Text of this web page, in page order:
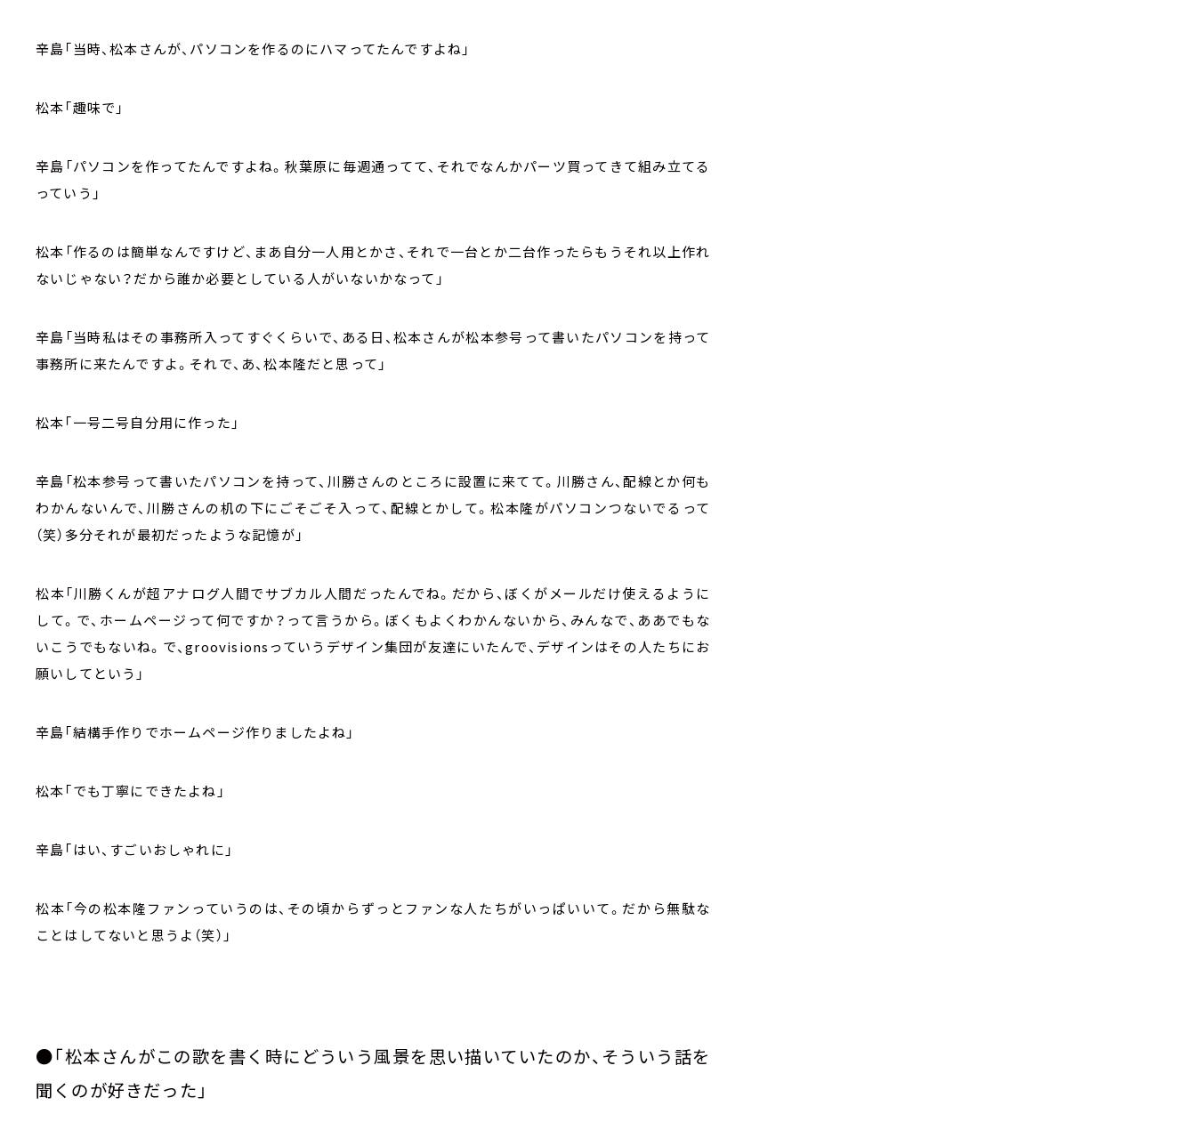
辛島「当時、松本さんが、パソコンを作るのにハマってたんですよね」
松本「趣味で」
辛島「パソコンを作ってたんですよね。秋葉原に毎週通ってて、それでなんかパーツ買ってきて組み立てる
っていう」
松本「作るのは簡単なんですけど、まあ自分一人用とかさ、それで一台とか二台作ったらもうそれ以上作れ
ないじゃない？だから誰か必要としている人がいないかなって」
辛島「当時私はその事務所入ってすぐくらいで、ある日、松本さんが松本参号って書いたパソコンを持って
事務所に来たんですよ。それで、あ、松本隆だと思って」
松本「一号二号自分用に作った」
辛島「松本参号って書いたパソコンを持って、川勝さんのところに設置に来てて。川勝さん、配線とか何も
わかんないんで、川勝さんの机の下にごそごそ入って、配線とかして。松本隆がパソコンつないでるって
（笑）多分それが最初だったような記憶が」
松本「川勝くんが超アナログ人間でサブカル人間だったんでね。だから、ぼくがメールだけ使えるように
して。で、ホームページって何ですか？って言うから。ぼくもよくわかんないから、みんなで、ああでもな
いこうでもないね。で、groovisions っていうデザイン集団が友達にいたんで、デザインはその人たちにお
願いしてという」
辛島「結構手作りでホームページ作りましたよね」
松本「でも丁寧にできたよね」
辛島「はい、すごいおしゃれに」
松本「今の松本隆ファンっていうのは、その頃からずっとファンな人たちがいっぱいいて。だから無駄な
ことはしてないと思うよ（笑）」
●「松本さんがこの歌を書く時にどういう風景を思い描いていたのか、そういう話を
聞くのが好きだった」